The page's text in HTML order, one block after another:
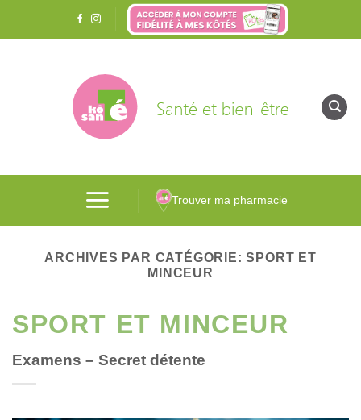
Trouver ma pharmacie
ARCHIVES PAR CATÉGORIE:SPORT ET
MINCEUR
SPORT ET MINCEUR
Examens – Secret détente